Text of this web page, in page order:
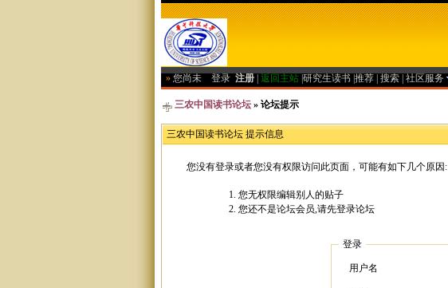
» 您尚未 登录 注册 返回主站 研究生读书 推荐 搜索 社区服务
三农中国读书论坛 » 论坛提示
三农中国读书论坛 提示信息
您没有登录或者您没有权限访问此页面，可能有如下几个原因:
您无权限编辑别人的贴子
您还不是论坛会员,请先登录论坛
登录
用户名